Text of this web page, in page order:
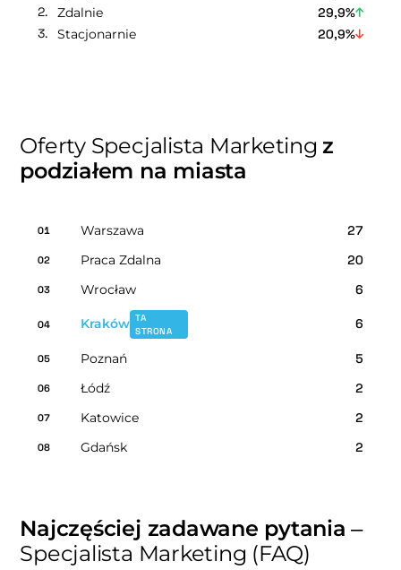
Zdalnie
29,9%
Stacjonarnie
20,9%
Oferty Specjalista Marketing z
podziałem na miasta
01 Warszawa 27
02 Praca Zdalna 20
03 Wrocław 6
04 Kraków TA
STRONA
6
05 Poznań 5
06 Łódź 2
07 Katowice 2
08 Gdańsk 2
Najczęściej zadawane pytania –
Specjalista Marketing (FAQ)